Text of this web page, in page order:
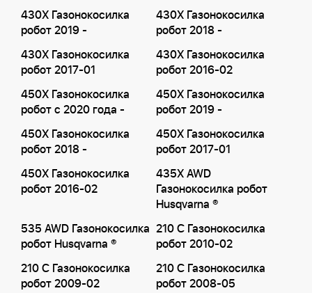
430X Газонокосилка
робот 2019 -
430X Газонокосилка
робот 2018 -
430X Газонокосилка
робот 2017-01
430X Газонокосилка
робот 2016-02
450X Газонокосилка
робот с 2020 года -
450X Газонокосилка
робот 2019 -
450X Газонокосилка
робот 2018 -
450X Газонокосилка
робот 2017-01
450X Газонокосилка
робот 2016-02
435X AWD
Газонокосилка робот
Husqvarna ®
535 AWD Газонокосилка
робот Husqvarna ®
210 C Газонокосилка
робот 2010-02
210 C Газонокосилка
робот 2009-02
210 C Газонокосилка
робот 2008-05